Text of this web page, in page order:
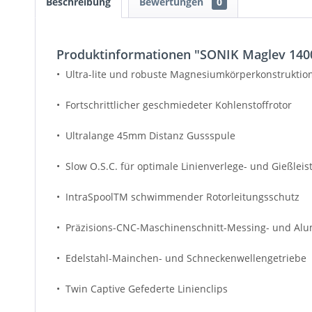
Produktinformationen "SONIK Maglev
• Ultra-lite und robuste
• Fortschrittlicher geschmiedeter Kohlenstoffrotor
• Ultralange 45mm Distanz Gussspule
• Slow O.S.C. für optimale Linienverlege- und
• IntraSpoolTM schwimmender Rotorleitungsschutz
• Präzisions-CNC-Maschinenschnitt-Messing- und
• Edelstahl-Mainchen- und Schneckenwellengetriebe
• Twin Captive Gefederte Linienclips